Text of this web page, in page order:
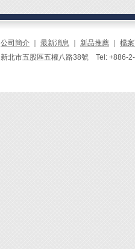
公司簡介 最新消息 新品推薦
檔
新北市五股區五權八路38號 Tel: